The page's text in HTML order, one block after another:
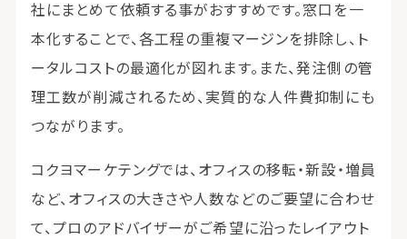
社にまとめて依頼する事がおすすめです。窓口を一
本化することで、各工程の重複マージンを排除し、ト
ータルコストの最適化が図れます。また、発注側の管
理工数が削減されるため、実質的な人件費抑制にも
つながります。
コクヨマーケテングでは、オフィスの移転・新設・増員
など、オフィスの大きさや人数などのご要望に合わせ
て、プロのアドバイザーがご希望に沿ったレイアウト